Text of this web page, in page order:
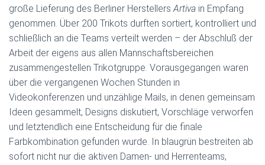
große Lieferung des Berliner HerstellersArtiva in Empfang
genommen. Über 200 Trikots durften sortiert, kontrolliert und
schließlich an die Teams verteilt werden – der Abschluß der
Arbeit der eigens aus allen Mannschaftsbereichen
zusammengestellen Trikotgruppe. Vorausgegangen waren
über die vergangenen Wochen Stunden in
Videokonferenzen und unzählige Mails, in denen gemeinsam
Ideen gesammelt, Designs diskutiert, Vorschläge verworfen
und letztendlich eine Entscheidung für die finale
Farbkombination gefunden wurde. In blaugrün bestreiten ab
sofort nicht nur die aktiven Damen- und Herrenteams,